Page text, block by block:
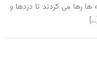
رها می کردند تا دزدها و